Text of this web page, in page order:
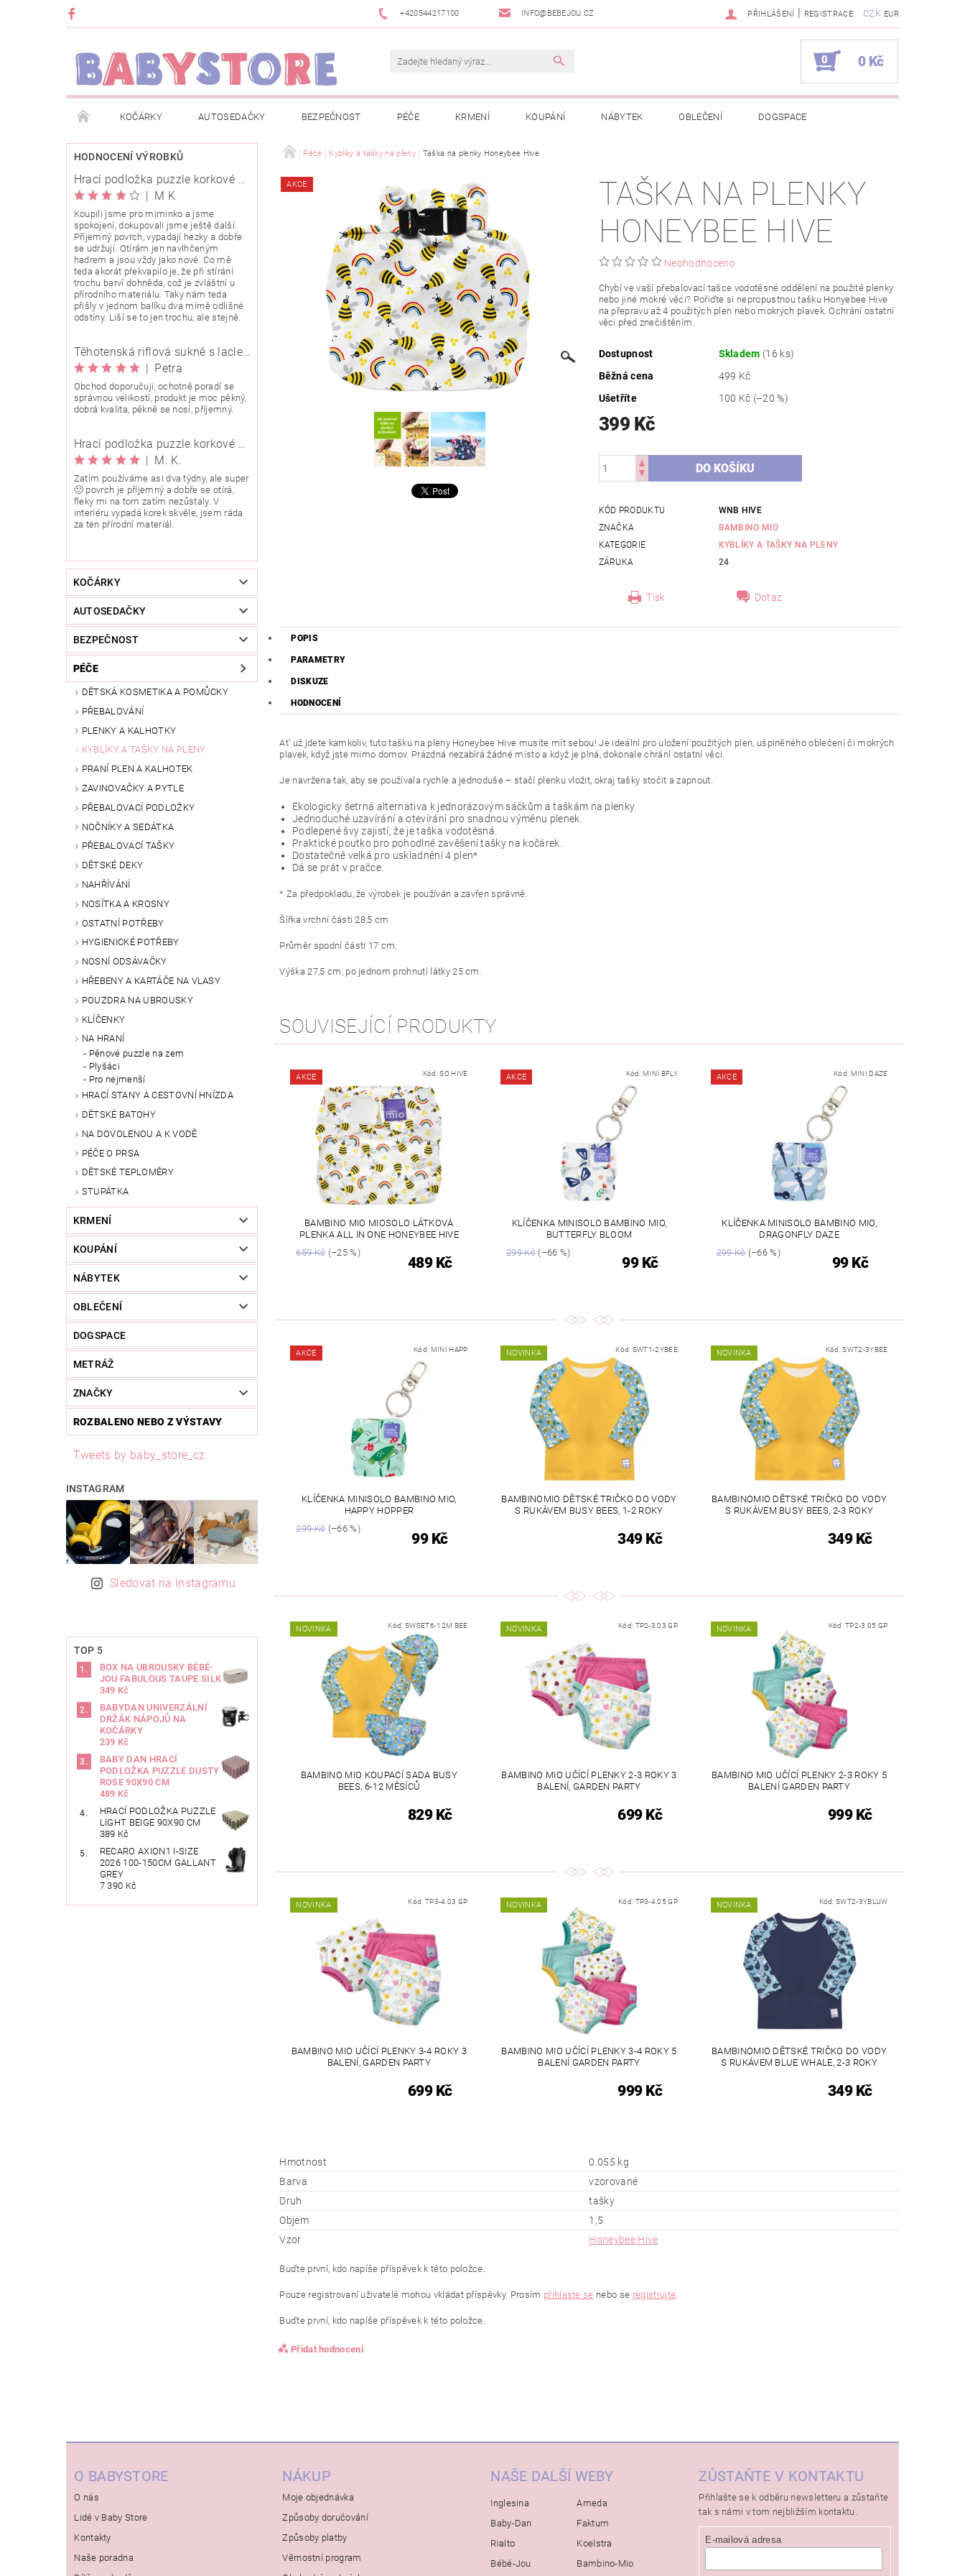
+420544217100 INFO@BEBEJOU.CZ CZK EUR
PŘIHLÁŠENÍ | REGISTRACE
0 0 Kč
KOČÁRKY AUTOSEDAČKY BEZPEČNOST PÉČE KRMENÍ KOUPÁNÍ NÁBYTEK OBLEČENÍ DOGSPACE
METRÁŽ ZNAČKY ROZBALENO NEBO Z VÝSTAVY JAK SPRÁVNĚ ÚRČIT VELIKOST
OBCHODNÍ PODMÍNKY INFORMACE O EVIDENCI TRŽEB EET INFORMACE O ZPRACOVÁNÍ OSOBNÍCH ÚDAJŮ NAPIŠTE NÁM KONTAKTY
O NÁS KARIERA KLUB BABYSTORE NEWSLETTERY ODSTOUPENÍ OD SMLOUVY MOJE OBJEDNÁVKA
HODNOCENÍ VÝROBKŮ
Hrací podložka puzzle korkové 120x120cm
| M K
Koupili jsme pro miminko a jsme
spokojení, dokupovali jsme ještě další.
Příjemný povrch, vypadají hezky a dobře
se udržují. Otírám jen navlhčeným
hadrem a jsou vždy jako nové. Co mě
teda akorát překvapilo je, že při stírání
trochu barví dohněda, což je zvláštní u
přírodního materiálu. Taky nám teda
přišly v jednom balíku dva mírně odlišné
odstíny. Liší se to jen trochu, ale stejně.
Těhotenská riflová sukně s laclem Rialto Wingles 01753
| Petra
Obchod doporučuji, ochotně poradí se
správnou velikostí, produkt je moc pěkný,
dobrá kvalita, pěkně se nosí, příjemný.
Hrací podložka puzzle korkové 90x90 cm
| M. K.
Zatím používáme asi dva týdny, ale super
🙂 povrch je příjemný a dobře se otírá,
fleky mi na tom zatím nezůstaly. V
interiéru vypadá korek skvěle, jsem ráda
za ten přírodní materiál.
KOČÁRKY
AUTOSEDAČKY
BEZPEČNOST
PÉČE
DĚTSKÁ KOSMETIKA A POMŮCKY
PŘEBALOVÁNÍ
PLENKY A KALHOTKY
KYBLÍKY A TAŠKY NA PLENY
PRANÍ PLEN A KALHOTEK
ZAVINOVAČKY A PYTLE
PŘEBALOVACÍ PODLOŽKY
NOČNÍKY A SEDÁTKA
PŘEBALOVACÍ TAŠKY
DĚTSKÉ DEKY
NAHŘÍVÁNÍ
NOSÍTKA A KROSNY
OSTATNÍ POTŘEBY
HYGIENICKÉ POTŘEBY
NOSNÍ ODSÁVAČKY
HŘEBENY A KARTÁČE NA VLASY
POUZDRA NA UBROUSKY
KLÍČENKY
NA HRANÍ
Pěnové puzzle na zem
Plyšáci
Pro nejmenší
HRACÍ STANY A CESTOVNÍ HNÍZDA
DĚTSKÉ BATOHY
NA DOVOLENOU A K VODĚ
PÉČE O PRSA
DĚTSKÉ TEPLOMĚRY
STUPÁTKA
KRMENÍ
KOUPÁNÍ
NÁBYTEK
OBLEČENÍ
DOGSPACE
METRÁŽ
ZNAČKY
ROZBALENO NEBO Z VÝSTAVY
Tweets by baby_store_cz
INSTAGRAM
Sledovat na Instagramu
TOP 5
BOX NA UBROUSKY BÉBÉ-
JOU FABULOUS TAUPE SILK
349 Kč
BABYDAN UNIVERZÁLNÍ
DRŽÁK NÁPOJŮ NA
KOČÁRKY
239 Kč
BABY DAN HRACÍ
PODLOŽKA PUZZLE DUSTY
ROSE 90X90 CM
489 Kč
HRACÍ PODLOŽKA PUZZLE
LIGHT BEIGE 90X90 CM
389 Kč
RECARO AXION1 I-SIZE
2026 100-150CM GALLANT
GREY
7 390 Kč
Péče Kyblíky a tašky na pleny Taška na plenky Honeybee Hive
AKCE
TAŠKA NA PLENKY
HONEYBEE HIVE
Neohodnoceno
Chybí ve vaší přebalovací tašce vodotěsné oddělení na použité plenky
nebo jiné mokré věci? Pořiďte si nepropustnou tašku Honyebee Hive
na přepravu až 4 použitých plen nebo mokrých plavek. Ochrání ostatní
věci před znečištěním.
Dostupnost Skladem (16 ks)
Běžná cena
499 Kč
Ušetříte
100 Kč (–20 %)
399 Kč
KÓD PRODUKTU
WNB HIVE
ZNAČKA
BAMBINO MIO
KATEGORIE
KYBLÍKY A TAŠKY NA PLENY
ZÁRUKA
24
Tisk Dotaz
POPIS
PARAMETRY
DISKUZE
HODNOCENÍ
At' už jdete kamkoliv, tuto tašku na pleny Honeybee Hive musíte mít sebou! Je ideální pro uložení použitých plen, ušpiněného oblečení či mokrých
plavek, když jste mimo domov. Prázdná nezabírá žádné místo a když je plná, dokonale chrání ostatní věci.
Je navržena tak, aby se používala rychle a jednoduše – stačí plenku vložit, okraj tašky stočit a zapnout.
Ekologicky šetrná alternativa k jednorázovým sáčkům a taškám na plenky.
Jednoduché uzavírání a otevírání pro snadnou výměnu plenek.
Podlepené švy zajistí, že je taška vodotěsná.
Praktické poutko pro pohodlné zavěšení tašky na kočárek.
Dostatečně velká pro uskladnění 4 plen*
Dá se prát v pračce.
* Za předpokladu, že výrobek je používán a zavřen správně.
Šířka vrchní části 28,5 cm.
Průměr spodní části 17 cm.
Výška 27,5 cm, po jednom prohnutí látky 25 cm.
SOUVISEJÍCÍ PRODUKTY
AKCE Kód:SO HIVE
BAMBINO MIO MIOSOLO LÁTKOVÁ
PLENKA ALL IN ONE HONEYBEE HIVE
659 Kč(–25 %)
489 Kč
AKCE Kód: MINI BFLY
KLÍČENKA MINISOLO BAMBINO MIO,
BUTTERFLY BLOOM
299 Kč(–66 %)
99 Kč
AKCE Kód: MINI DAZE
KLÍČENKA MINISOLO BAMBINO MIO,
DRAGONFLY DAZE
299 Kč(–66 %)
99 Kč
AKCE Kód: MINI HAPP
KLÍČENKA MINISOLO BAMBINO MIO,
HAPPY HOPPER
299 Kč(–66 %)
99 Kč
NOVINKA Kód: SWT1-2YBEE
BAMBINOMIO DĚTSKÉ TRIČKO DO VODY
S RUKÁVEM BUSY BEES, 1-2 ROKY
349 Kč
NOVINKA Kód:SWT2-3YBEE
BAMBINOMIO DĚTSKÉ TRIČKO DO VODY
S RUKÁVEM BUSY BEES, 2-3 ROKY
349 Kč
NOVINKA Kód: SWSET6-12M BEE
BAMBINO MIO KOUPACÍ SADA BUSY
BEES, 6-12 MĚSÍCŮ
829 Kč
NOVINKA Kód: TP2-3.03 GP
BAMBINO MIO UČÍCÍ PLENKY 2-3 ROKY 3
BALENÍ, GARDEN PARTY
699 Kč
NOVINKA Kód:TP2-3.05 GP
BAMBINO MIO UČÍCÍ PLENKY 2-3 ROKY 5
BALENÍ GARDEN PARTY
999 Kč
NOVINKA Kód: TP3-4.03 GP
BAMBINO MIO UČÍCÍ PLENKY 3-4 ROKY 3
BALENÍ, GARDEN PARTY
699 Kč
NOVINKA Kód: TP3-4.05 GP
BAMBINO MIO UČÍCÍ PLENKY 3-4 ROKY 5
BALENÍ GARDEN PARTY
999 Kč
NOVINKA Kód:SWT2-3YBLUW
BAMBINOMIO DĚTSKÉ TRIČKO DO VODY
S RUKÁVEM BLUE WHALE, 2-3 ROKY
349 Kč
Hmotnost
0.055 kg
Barva
vzorované
Druh
tašky
Objem
1,5
Vzor
Honeybee Hive
Buďte první, kdo napíše příspěvek k této položce.
Pouze registrovaní uživatelé mohou vkládat příspěvky. Prosím přihlaste se nebo se registrujte
Buďte první, kdo napíše příspěvek k této položce.
Přidat hodnocení
O BABYSTORE
O nás
Lidé v Baby Store
Kontakty
Naše poradna
NÁKUP
Moje objednávka
Způsoby doručování
Způsoby platby
Věrnostní program
NAŠE DALŠÍ WEBY
Inglesina
Baby-Dan
Rialto
Bébé-Jou
Ameda
Faktum
Koelstra
Bambino-Mio
ZŮSTAŇTE V KONTAKTU
Přihlašte se k odběru newsletteru a zůstaňte
tak s námi v tom nejbližším kontaktu.
E-mailová adresa